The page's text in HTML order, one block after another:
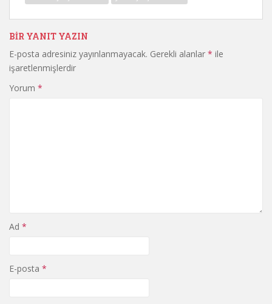
BIR YANIT YAZIN
E-posta adresiniz yayınlanmayacak. Gerekli alanlar * ile
işaretlenmişlerdir
Yorum *
Ad *
E-posta *